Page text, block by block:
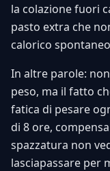
la colazione fuori
pasto extra che
calorico
In altre parole:
peso, ma il fatto
fatica di pesare
di 8 ore,
spazzatura non
lasciapassare per